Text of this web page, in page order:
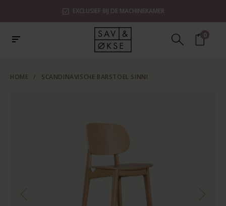
EXCLUSIEF BIJ DE MACHINEKAMER
0
HOME / SCANDINAVISCHE BARSTOEL SINNI